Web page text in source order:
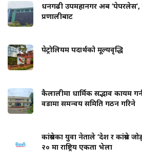
धनगढी उपमहानगर अब
प्रणालीबाट
पेट्रोलियम पदार्थको मूल्यवृद्धि
कैलालीमा धार्मिक सद्भाव कायम
वडामा समन्वय समिति गठन गरिने
कांग्रेसका युवा नेताले ‘देश र कांग्रेस
२० मा राष्ट्रिय एकता भेला